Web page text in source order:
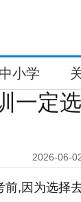
中小学
一定
2026-06-
,因为选择